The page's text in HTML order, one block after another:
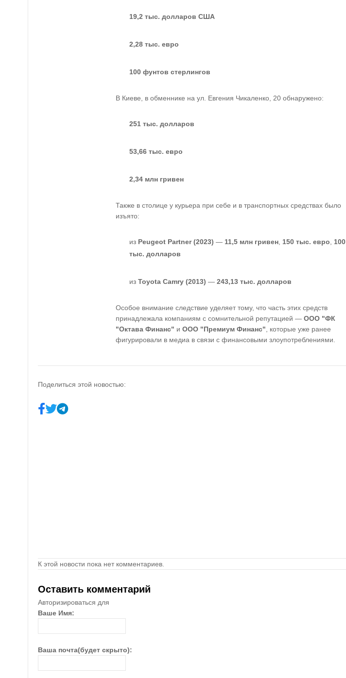
19,2 тыс. долларов США
2,28 тыс. евро
100 фунтов стерлингов
В Киеве, в обменнике на ул. Евгения Чикаленко, 20 обнаружено:
251 тыс. долларов
53,66 тыс. евро
2,34 млн гривен
Также в столице у курьера при себе и в транспортных средствах было
изъято:
из Peugeot Partner (2023) — 11,5 млн гривен 150 тыс. евро
100
тыс. долларов
из Toyota Camry (2013) — 243,13 тыс. долларов
Особое внимание следствие уделяет тому, что часть этих средств
принадлежала компаниям с сомнительной репутацией — ООО "ФК
"Октава Финанс" и ООО "Премиум Финанс" , которые уже ранее
фигурировали в медиа в связи с финансовыми злоупотреблениями.
Поделиться этой новостью:
К этой новости пока нет комментариев.
Оставить комментарий
Авторизироваться для
Ваше Имя:
Ваша почта(будет скрыто):